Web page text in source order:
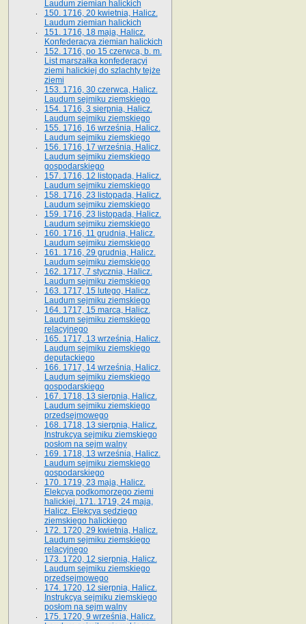
Laudum ziemian halickich
150. 1716, 20 kwietnia, Halicz.
Laudum ziemian halickich
151. 1716, 18 maja, Halicz.
Konfederacya ziemian halickich
152. 1716, po 15 czerwca, b. m.
List marszałka konfederacyi
ziemi halickiej do szlachty tejże
ziemi
153. 1716, 30 czerwca, Halicz.
Laudum sejmiku ziemskiego
154. 1716, 3 sierpnia, Halicz.
Laudum sejmiku ziemskiego
155. 1716, 16 września, Halicz.
Laudum sejmiku ziemskiego
156. 1716, 17 września, Halicz.
Laudum sejmiku ziemskiego
gospodarskiego
157. 1716, 12 listopada, Halicz.
Laudum sejmiku ziemskiego
158. 1716, 23 listopada, Halicz.
Laudum sejmiku ziemskiego
159. 1716, 23 listopada, Halicz.
Laudum sejmiku ziemskiego
160. 1716, 11 grudnia, Halicz.
Laudum sejmiku ziemskiego
161. 1716, 29 grudnia, Halicz.
Laudum sejmiku ziemskiego
162. 1717, 7 stycznia, Halicz.
Laudum sejmiku ziemskiego
163. 1717, 15 lutego, Halicz.
Laudum sejmiku ziemskiego
164. 1717, 15 marca, Halicz.
Laudum sejmiku ziemskiego
relacyjnego
165. 1717, 13 września, Halicz.
Laudum sejmiku ziemskiego
deputackiego
166. 1717, 14 września, Halicz.
Laudum sejmiku ziemskiego
gospodarskiego
167. 1718, 13 sierpnia, Halicz.
Laudum sejmiku ziemskiego
przedsejmowego
168. 1718, 13 sierpnia, Halicz.
Instrukcya sejmiku ziemskiego
posłom na sejm walny
169. 1718, 13 września, Halicz.
Laudum sejmiku ziemskiego
gospodarskiego
170. 1719, 23 maja, Halicz.
Elekcya podkomorzego ziemi
halickiej. 171. 1719, 24 maja,
Halicz. Elekcya sędziego
ziemskiego halickiego
172. 1720, 29 kwietnia, Halicz.
Laudum sejmiku ziemskiego
relacyjnego
173. 1720, 12 sierpnia, Halicz.
Laudum sejmiku ziemskiego
przedsejmowego
174. 1720, 12 sierpnia, Halicz.
Instrukcya sejmiku ziemskiego
posłom na sejm walny
175. 1720, 9 września, Halicz.